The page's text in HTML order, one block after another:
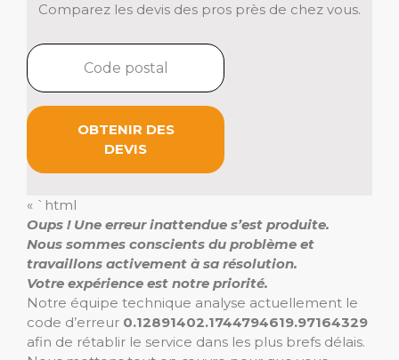
Comparez les devis des pros près de chez vous.
OBTENIR DES
DEVIS
« `html
Oups ! Une erreur inattendue s’est produite.
Nous sommes conscients du problème et
travaillons activement à sa résolution.
Votre expérience est notre priorité.
Notre équipe technique analyse actuellement le
code d’erreur 0.12891402.1744794619.97164329
afin de rétablir le service dans les plus brefs délais.